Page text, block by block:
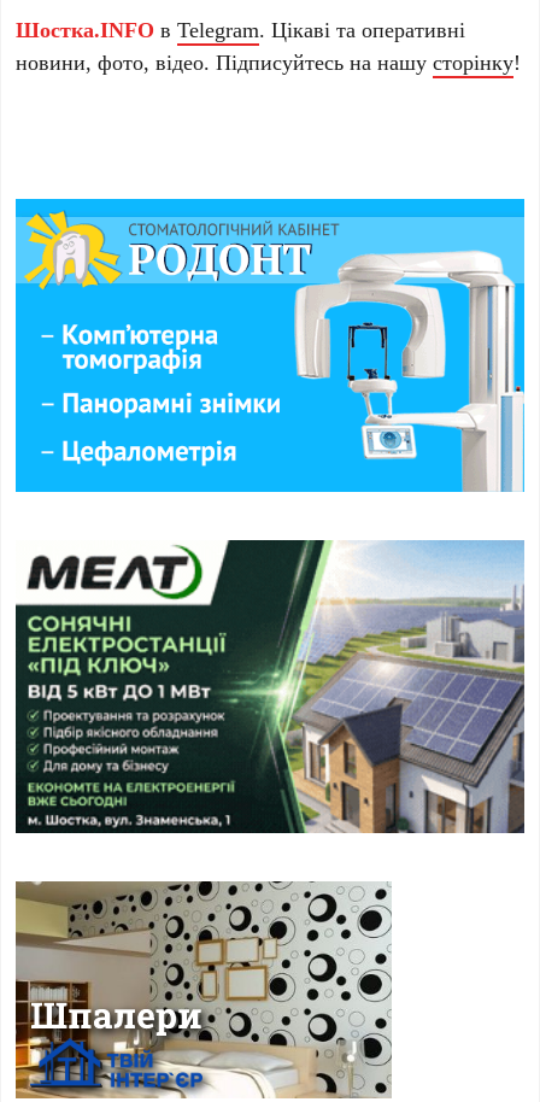
Шостка.INFO вTelegram. Цікаві та оперативні
новини, фото, відео. Підписуйтесь на нашусторінку!